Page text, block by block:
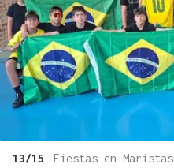
13/15 Fiestas en Maristas